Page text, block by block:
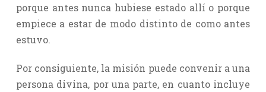
porque antes nunca hubiese estado allí o porque
empiece a estar de modo distinto de como antes
estuvo.
Por consiguiente, la misión puede convenir a una
persona divina, por una parte, en cuanto incluye